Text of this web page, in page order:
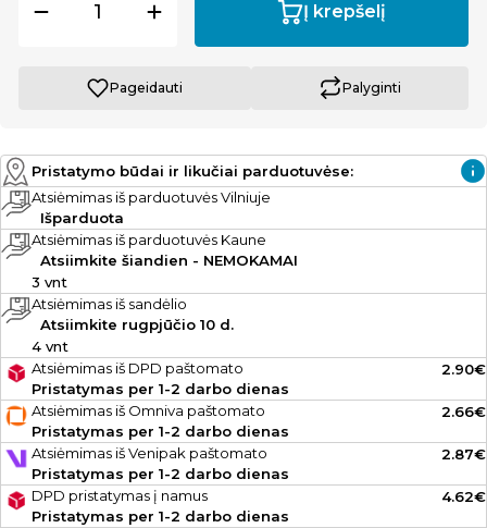
Į krepšelį
Pageidauti Palyginti
Pristatymo būdai ir likučiai parduotuvėse:
Atsiėmimas iš parduotuvės Vilniuje
Išparduota
Atsiėmimas iš parduotuvės Kaune
Atsiimkite šiandien - NEMOKAMAI
3 vnt
Atsiėmimas iš sandėlio
Atsiimkite rugpjūčio 10 d.
4 vnt
Atsiėmimas iš DPD paštomato
Pristatymas per 1-2 darbo dienas
2.90€
Atsiėmimas iš Omniva paštomato
Pristatymas per 1-2 darbo dienas
2.66€
Atsiėmimas iš Venipak paštomato
Pristatymas per 1-2 darbo dienas
2.87€
DPD pristatymas į namus
Pristatymas per 1-2 darbo dienas
4.62€